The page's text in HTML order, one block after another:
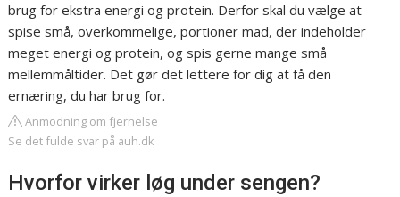
brug for ekstra energi og protein. Derfor skal du vælge at
spise små, overkommelige, portioner mad, der indeholder
meget energi og protein, og spis gerne mange små
mellemmåltider. Det gør det lettere for dig at få den
ernæring, du har brug for.
Anmodning om fjernelse
Se det fulde svar på auh.dk
Hvorfor virker løg under sengen?